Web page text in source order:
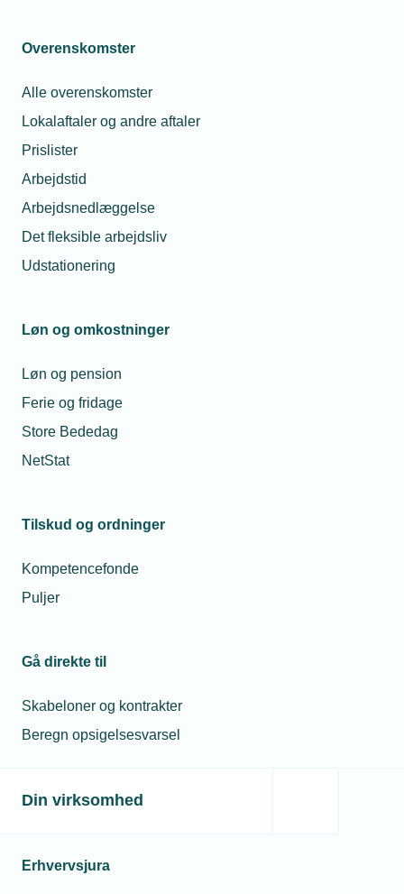
Overenskomster
Alle overenskomster
Lokalaftaler og andre aftaler
Prislister
Arbejdstid
Arbejdsnedlæggelse
Det fleksible arbejdsliv
Udstationering
Løn og omkostninger
Løn og pension
Ferie og fridage
Store Bededag
NetStat
Tilskud og ordninger
Kompetencefonde
Puljer
Gå direkte til
Skabeloner og kontrakter
Beregn opsigelsesvarsel
Din virksomhed
Erhvervsjura
brugerprofil?
Du er altid velkommen til at kontakte
os.
Så sørger vi for at hjælpe dig godt
videre.
Telefon:43 43 60 00
Fredag fra kl. 08:00 til 15:00